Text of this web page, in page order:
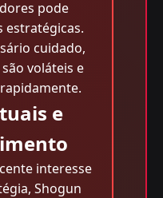
pode
estratégicas.
cuidado,
voláteis e
e
interesse
Shogun